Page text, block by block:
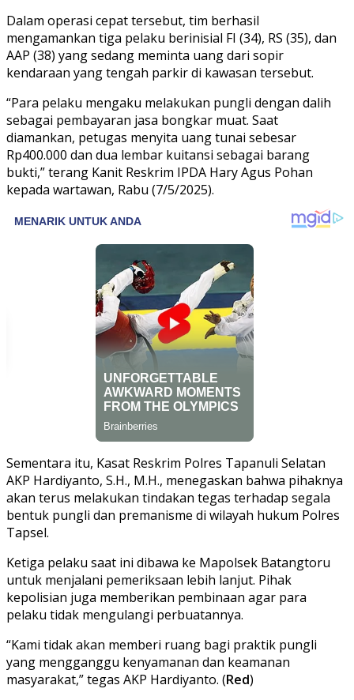
Dalam operasi cepat tersebut, tim berhasil
mengamankan tiga pelaku berinisial FI (34), RS (35), dan
AAP (38) yang sedang meminta uang dari sopir
kendaraan yang tengah parkir di kawasan tersebut.
“Para pelaku mengaku melakukan pungli dengan dalih
sebagai pembayaran jasa bongkar muat. Saat
diamankan, petugas menyita uang tunai sebesar
Rp400.000 dan dua lembar kuitansi sebagai barang
bukti,” terang Kanit Reskrim IPDA Hary Agus Pohan
kepada wartawan, Rabu (7/5/2025).
Sementara itu, Kasat Reskrim Polres Tapanuli Selatan
AKP Hardiyanto, S.H., M.H., menegaskan bahwa pihaknya
akan terus melakukan tindakan tegas terhadap segala
bentuk pungli dan premanisme di wilayah hukum Polres
Tapsel.
Ketiga pelaku saat ini dibawa ke Mapolsek Batangtoru
untuk menjalani pemeriksaan lebih lanjut. Pihak
kepolisian juga memberikan pembinaan agar para
pelaku tidak mengulangi perbuatannya.
“Kami tidak akan memberi ruang bagi praktik pungli
yang mengganggu kenyamanan dan keamanan
masyarakat,” tegas AKP Hardiyanto. (Red)